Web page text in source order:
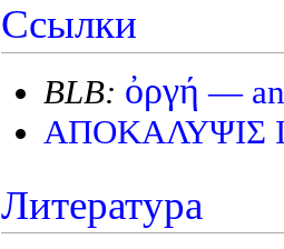
Ссылки
BLB: ὀργή —
ΑΠΟΚΑΛΥΨΙΣ
Литература